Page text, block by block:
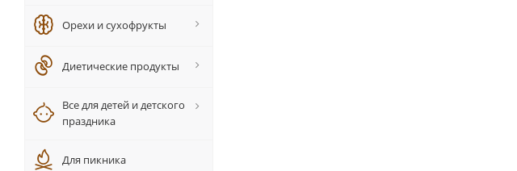
Орехи и сухофрукты
Диетические продукты
Все для детей и детского
праздника
Для пикника